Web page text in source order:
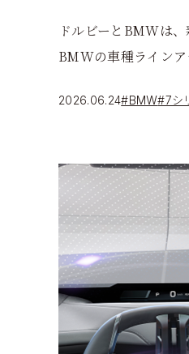
ドルビーとBMWは
BMWの車種ラインア
2026.06.24#BMW#7シ